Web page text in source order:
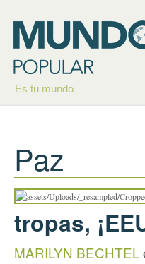
Es tu mundo
Paz
tropas,
MARILYN BECHTEL